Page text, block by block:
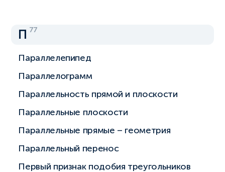
П 77
Параллелепипед
Параллелограмм
Параллельность прямой и плоскости
Параллельные плоскости
Параллельные прямые – геометрия
Параллельный перенос
Первый признак подобия треугольников